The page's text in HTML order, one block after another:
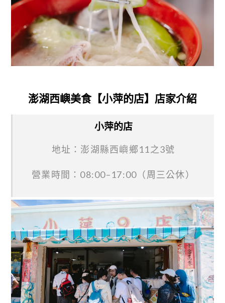
澎湖西嶼美食【小萍的店】店家介紹
小萍的店
地址：澎湖縣西嶼鄉11之3號
營業時間：08:00–17:00（周三公休）